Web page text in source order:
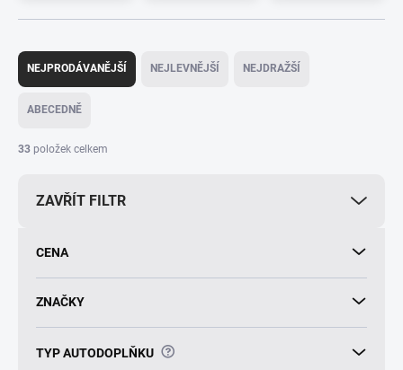
Ř
z
í
NEJPRODÁVANĚJŠÍ NEJLEVNĚJŠÍ NEJDRAŽŠÍ
ABECEDNĚ
33 položek celkem
ZAVŘÍT FILTR
CENA
ZNAČKY
TYP AUTODOPLŇKU ?